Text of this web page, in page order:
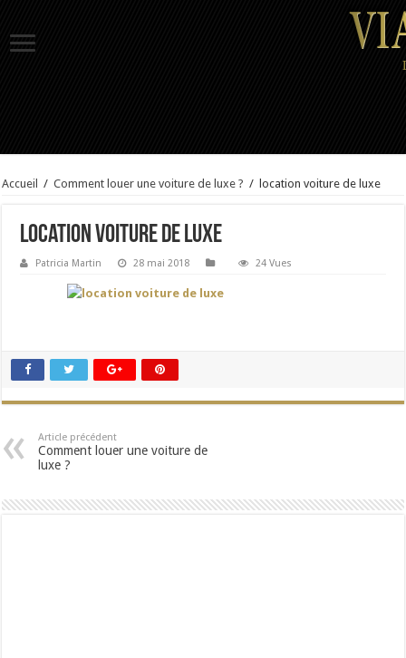
Accueil / Comment louer une voiture de luxe ? / location voiture de luxe
location voiture de luxe
Patricia Martin 28 mai 2018 24 Vues
Article précédent
Comment louer une voiture de
luxe ?